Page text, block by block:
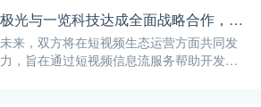
极光与一览科技达成全面战略合作，共建去中心化短视频服务生态
未来，双方将在短视频生态运营方面共同发
力，旨在通过短视频信息流服务帮助开发者